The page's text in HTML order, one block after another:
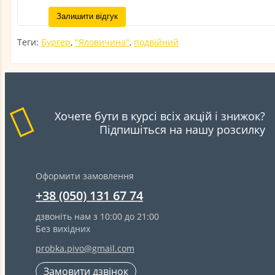
Залишити відгук
Теги: Бургер, "Яловичина", подвійний
Хочете бути в курсі всіх акцій і знижок?
Підпишіться на нашу розсилку
Оформити замовлення
+38 (050) 131 67 74
дзвоніть нам з 10:00 до 21:00
Без вихідних
probka.pivo@gmail.com
Замовити дзвінок